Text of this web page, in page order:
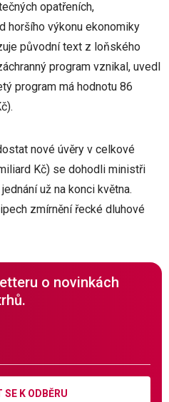
opatřeních,
horšího výkonu ekonomiky
původní text z loňského
program vznikal, uvedl
program má hodnotu 86
nové úvěry v celkové
Kč) se dohodli ministři
už na konci května.
zmírnění řecké dluhové
o novinkách
SE K ODBĚRU